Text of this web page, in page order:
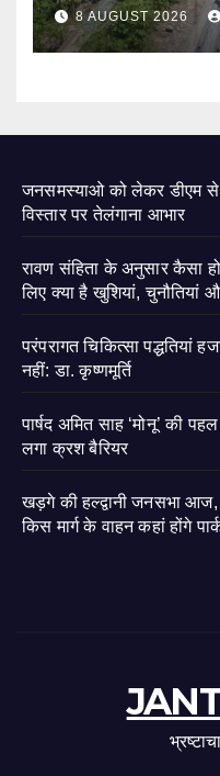
8 AUGUST 2026
जनसमस्याओ को लेकर डीएम से
विस्तार पर तेलंगाना आभार
रावण संहिता के अनुसार कैसा
लिए क्या है खुशियां, चुनौतियां
परंपरागत चिकित्सा पद्धतियां
नहीं: डा. कृष्णमूर्ति
पार्षद अमित साह ‘मोनू’ की
लगा क्रश बैरियर
खड़गे की हल्द्वानी जनसभा आज,
किस मार्ग के वाहन कहां होंगे